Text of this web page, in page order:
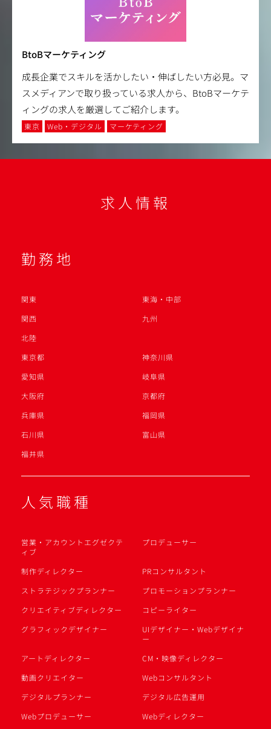
BtoBマーケティング
成長企業でスキルを活かしたい・伸ばしたい方必見。マ
スメディアンで取り扱っている求人から、BtoBマーケテ
ィングの求人を厳選してご紹介します。
東京 Web・デジタル マーケティング
求人情報
勤務地
関東
東海・中部
関西
九州
北陸
東京都
神奈川県
愛知県
岐阜県
大阪府
京都府
兵庫県
福岡県
石川県
富山県
福井県
人気職種
営業・アカウントエグゼクテ
ィブ
プロデューサー
制作ディレクター
PRコンサルタント
ストラテジックプランナー
プロモーションプランナー
クリエイティブディレクター
コピーライター
グラフィックデザイナー
UIデザイナー・Webデザイナ
ー
アートディレクター
CM・映像ディレクター
動画クリエイター
Webコンサルタント
デジタルプランナー
デジタル広告運用
Webプロデューサー
Webディレクター